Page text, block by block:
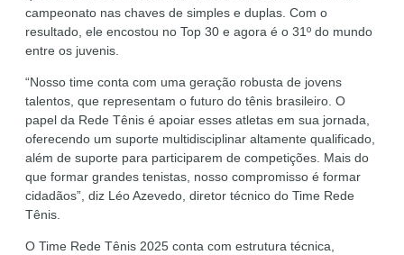
campeonato nas chaves de simples e duplas. Com o
resultado, ele encostou no Top 30 e agora é o 31º do mundo
entre os juvenis.
“Nosso time conta com uma geração robusta de jovens
talentos, que representam o futuro do tênis brasileiro. O
papel da Rede Tênis é apoiar esses atletas em sua jornada,
oferecendo um suporte multidisciplinar altamente qualificado,
além de suporte para participarem de competições. Mais do
que formar grandes tenistas, nosso compromisso é formar
cidadãos”, diz Léo Azevedo, diretor técnico do Time Rede
Tênis.
O Time Rede Tênis 2025 conta com estrutura técnica,